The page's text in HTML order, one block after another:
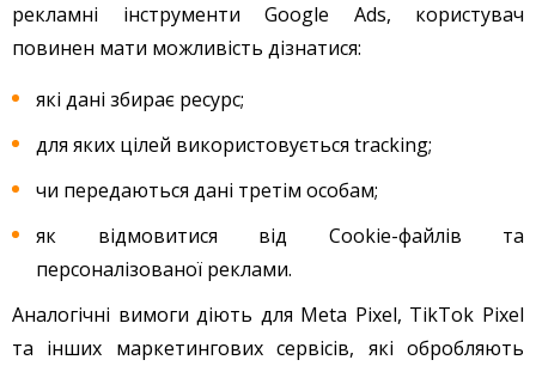
рекламні інструменти Google Ads, користувач
повинен мати можливість дізнатися:
які дані збирає ресурс;
для яких цілей використовується tracking;
чи передаються дані третім особам;
як відмовитися від Cookie-файлів та
персоналізованої реклами.
Аналогічні вимоги діють для Meta Pixel, TikTok Pixel
та інших маркетингових сервісів, які обробляють